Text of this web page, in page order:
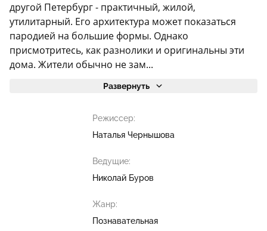
другой Петербург - практичный, жилой,
утилитарный. Его архитектура может показаться
пародией на большие формы. Однако
присмотритесь, как разнолики и оригинальны эти
дома. Жители обычно не зам...
Развернуть
Режиссер:
Наталья Чернышова
Ведущие:
Николай Буров
Жанр:
Познавательная